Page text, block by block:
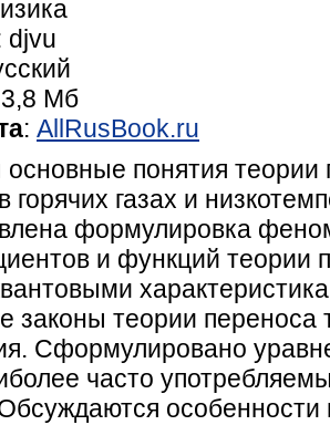
djvu
Мб
: AllRusBook.ru
понятия теории
горячих газах и
формулировка
и функций теории
законы теории переноса
Сформулировано
часто
особенности